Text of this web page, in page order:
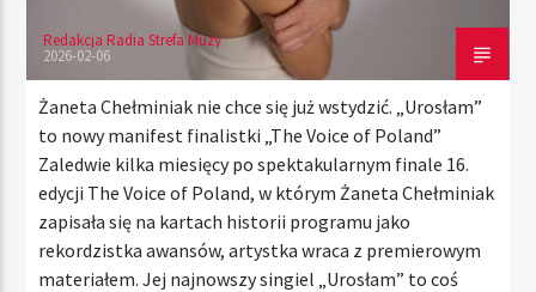
Radio Strefa Muzy
Redakcja Radia Strefa Muzy
2026-02-06
Żaneta Chełminiak nie chce się już wstydzić. „Urosłam”
to nowy manifest finalistki „The Voice of Poland”
Zaledwie kilka miesięcy po spektakularnym finale 16.
edycji The Voice of Poland, w którym Żaneta Chełminiak
zapisała się na kartach historii programu jako
rekordzistka awansów, artystka wraca z premierowym
materiałem. Jej najnowszy singiel „Urosłam” to coś